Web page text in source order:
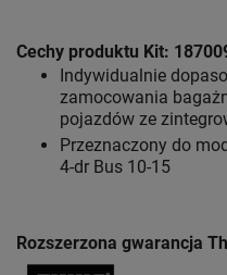
Cechy produktu Kit:
Indywidualnie
zamocowania
pojazdów ze
Przeznaczony do
4-dr Bus 10-15
Rozszerzona gwarancja